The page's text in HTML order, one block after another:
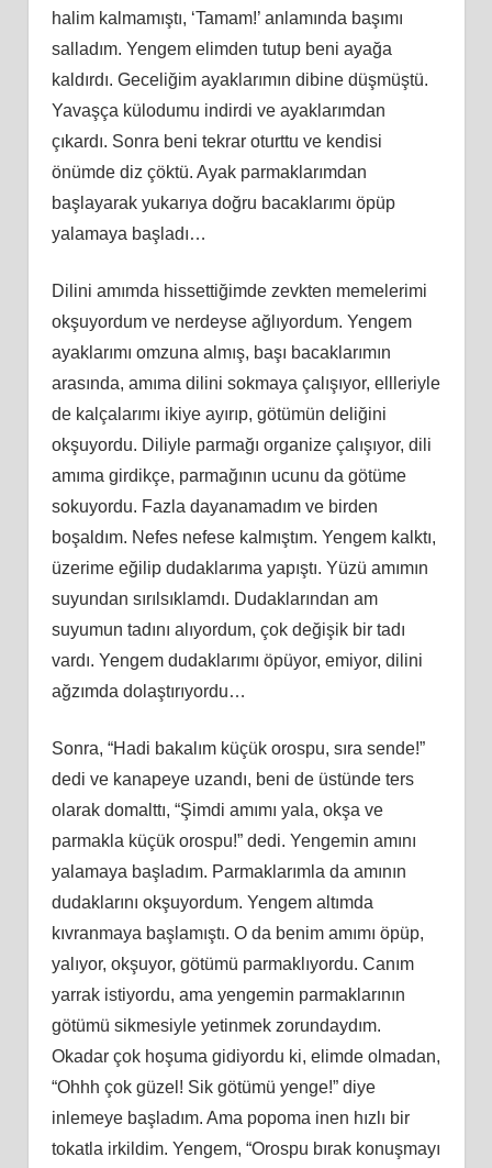
halim kalmamıştı, ‘Tamam!’ anlamında başımı
salladım. Yengem elimden tutup beni ayağa
kaldırdı. Geceliğim ayaklarımın dibine düşmüştü.
Yavaşça külodumu indirdi ve ayaklarımdan
çıkardı. Sonra beni tekrar oturttu ve kendisi
önümde diz çöktü. Ayak parmaklarımdan
başlayarak yukarıya doğru bacaklarımı öpüp
yalamaya başladı…
Dilini amımda hissettiğimde zevkten memelerimi
okşuyordum ve nerdeyse ağlıyordum. Yengem
ayaklarımı omzuna almış, başı bacaklarımın
arasında, amıma dilini sokmaya çalışıyor, ellleriyle
de kalçalarımı ikiye ayırıp, götümün deliğini
okşuyordu. Diliyle parmağı organize çalışıyor, dili
amıma girdikçe, parmağının ucunu da götüme
sokuyordu. Fazla dayanamadım ve birden
boşaldım. Nefes nefese kalmıştım. Yengem kalktı,
üzerime eğilip dudaklarıma yapıştı. Yüzü amımın
suyundan sırılsıklamdı. Dudaklarından am
suyumun tadını alıyordum, çok değişik bir tadı
vardı. Yengem dudaklarımı öpüyor, emiyor, dilini
ağzımda dolaştırıyordu…
Sonra, “Hadi bakalım küçük orospu, sıra sende!”
dedi ve kanapeye uzandı, beni de üstünde ters
olarak domalttı, “Şimdi amımı yala, okşa ve
parmakla küçük orospu!” dedi. Yengemin amını
yalamaya başladım. Parmaklarımla da amının
dudaklarını okşuyordum. Yengem altımda
kıvranmaya başlamıştı. O da benim amımı öpüp,
yalıyor, okşuyor, götümü parmaklıyordu. Canım
yarrak istiyordu, ama yengemin parmaklarının
götümü sikmesiyle yetinmek zorundaydım.
Okadar çok hoşuma gidiyordu ki, elimde olmadan,
“Ohhh çok güzel! Sik götümü yenge!” diye
inlemeye başladım. Ama popoma inen hızlı bir
tokatla irkildim. Yengem, “Orospu bırak konuşmayı